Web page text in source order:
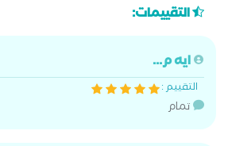
التقييمات:
ايه م...
التقييم :
تمام